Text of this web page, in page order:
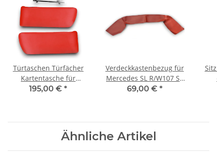
Türtaschen Türfächer
Kartentasche für
Mercedes SL R107 W107
195,00 € *
Verdeckkastenbezug für
Mercedes SL R/W107 SL
107 rot
69,00 € *
Ähnliche Artikel